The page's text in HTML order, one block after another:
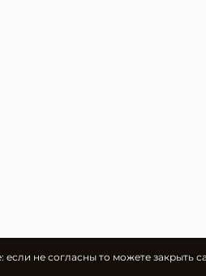
не согласны то можете закрыть